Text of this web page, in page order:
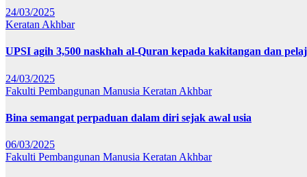
24/03/2025
Keratan Akhbar
UPSI agih 3,500 naskhah al-Quran kepada kakitangan dan
24/03/2025
Fakulti Pembangunan Manusia Keratan Akhbar
Bina semangat perpaduan dalam diri sejak awal usia
06/03/2025
Fakulti Pembangunan Manusia Keratan Akhbar